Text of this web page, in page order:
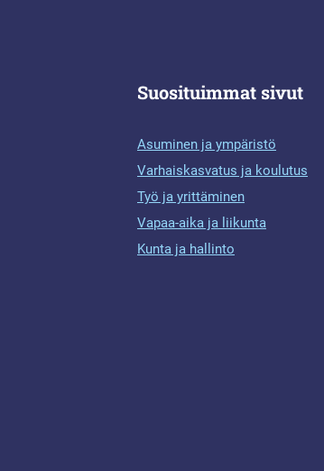
Suosituimmat sivut
Asuminen ja ympäristö
Varhaiskasvatus ja koulutus
Työ ja yrittäminen
Vapaa-aika ja liikunta
Kunta ja hallinto